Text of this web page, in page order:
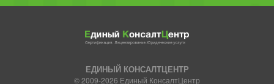
ЕДИНЫЙ КОНСАЛТЦЕНТР
© 2009-2026 Единый КонсалтЦентр